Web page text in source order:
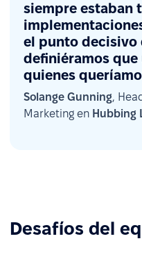
siempre estaban
el punto decisivo
definiéramos que
quienes
Solange Gunning,
Marketing en Hubbing
Desafíos del